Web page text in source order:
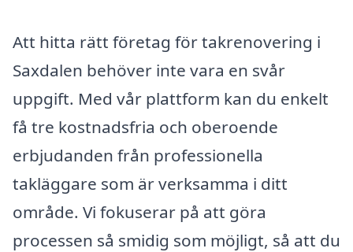
Att hitta rätt företag för takrenovering i
Saxdalen behöver inte vara en svår
uppgift. Med vår plattform kan du enkelt
få tre kostnadsfria och oberoende
erbjudanden från professionella
takläggare som är verksamma i ditt
område. Vi fokuserar på att göra
processen så smidig som möjligt, så att du